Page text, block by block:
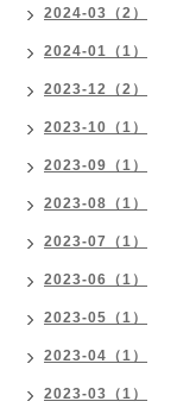
2024-03（2）
2024-01（1）
2023-12（2）
2023-10（1）
2023-09（1）
2023-08（1）
2023-07（1）
2023-06（1）
2023-05（1）
2023-04（1）
2023-03（1）